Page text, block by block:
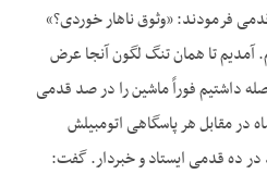
فرمودند: «وثوق ناهار خوردی؟»
آمدیم تا همان تنگ لگون آنجا عرض
داشتیم فوراً ماشین را در صد قدمی
در مقابل هر پاسگاهی اتومبیلش
در ده قدمی ایستاد و خبردار. گفت: